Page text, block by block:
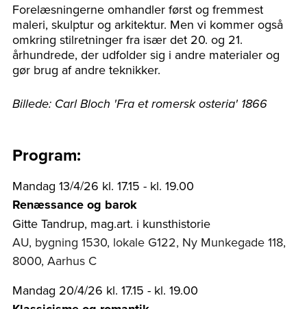
Forelæsningerne omhandler først og fremmest
maleri, skulptur og arkitektur. Men vi kommer også
omkring stilretninger fra især det 20. og 21.
århundrede, der udfolder sig i andre materialer og
gør brug af andre teknikker.
Billede: Carl Bloch 'Fra et romersk osteria' 1866
Program:
Mandag 13/4/26 kl. 17.15 - kl. 19.00
Renæssance og barok
Gitte Tandrup, mag.art. i kunsthistorie
AU, bygning 1530, lokale G122, Ny Munkegade 118,
8000, Aarhus C
Mandag 20/4/26 kl. 17.15 - kl. 19.00